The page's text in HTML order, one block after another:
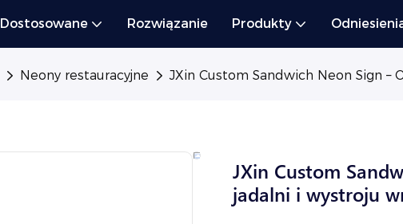
Dostosowane Rozwiązanie Produkty
Neony restauracyjne JXin Custom Sandwich Neon Sign
JXin Custom
jadalni i wystroju